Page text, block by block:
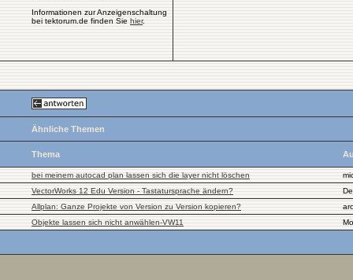
Informationen zur Anzeigenschaltung
bei tektorum.de finden Sie hier.
Ähnliche Themen
Thema
bei meinem autocad plan lassen sich die layer nicht löschen
VectorWorks 12 Edu Version - Tastatursprache ändern?
Allplan: Ganze Projekte von Version zu Version kopieren?
Objekte lassen sich nicht anwählen-VW11